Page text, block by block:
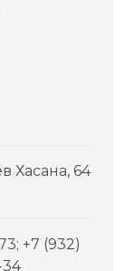
Хасана, 64
+7 (932)
34